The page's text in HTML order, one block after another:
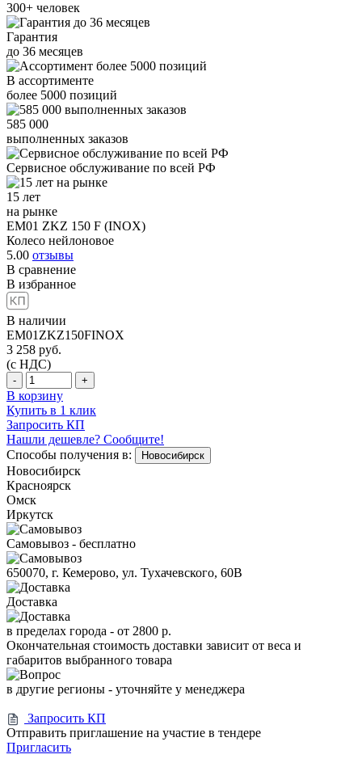
300+ человек
Гарантия
до 36 месяцев
В ассортименте
более 5000 позиций
585 000
выполненных заказов
Сервисное обслуживание по всей РФ
15 лет
на рынке
EM01 ZKZ 150 F (INOX)
Колесо нейлоновое
5.00 отзывы
В сравнение
В избранное
В наличии
EM01ZKZ150FINOX
3 258 руб.
(с НДС)
- +
В корзину
Купить в 1 клик
Запросить КП
Нашли дешевле? Сообщите!
Способы получения в:
Новосибирск
Новосибирск
Красноярск
Омск
Иркутск
Самовывоз - бесплатно
650070, г. Кемерово, ул. Тухачевского, 60В
Доставка
в пределах города - от 2800 р.
Окончательная стоимость доставки зависит от веса и
габаритов выбранного товара
в другие регионы - уточняйте у менеджера
Запросить КП
Отправить приглашение на участие в тендере
Пригласить